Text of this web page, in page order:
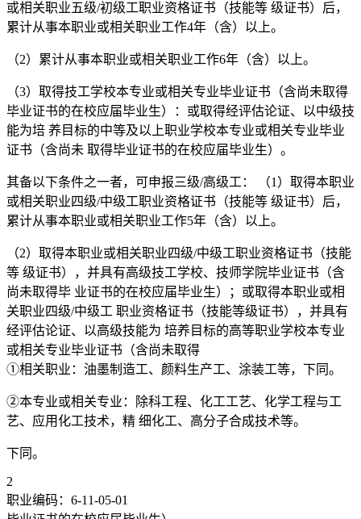
或相关职业五级/初级工职业资格证书（技能等 级证书）后，
累计从事本职业或相关职业工作4年（含）以上。
（2）累计从事本职业或相关职业工作6年（含）以上。
（3）取得技工学校本专业或相关专业毕业证书（含尚未取得
毕业证书的在校应届毕业生）：或取得经评估论证、以中级技
能为培 养目标的中等及以上职业学校本专业或相关专业毕业
证书（含尚未 取得毕业证书的在校应届毕业生）。
其备以下条件之一者，可申报三级/高级工： （1）取得本职业
或相关职业四级/中级工职业资格证书（技能等 级证书）后，
累计从事本职业或相关职业工作5年（含）以上。
（2）取得本职业或相关职业四级/中级工职业资格证书（技能
等 级证书），并具有高级技工学校、技师学院毕业证书（含
尚未取得毕 业证书的在校应届毕业生）；或取得本职业或相
关职业四级/中级工 职业资格证书（技能等级证书），并具有
经评估论证、以高级技能为 培养目标的高等职业学校本专业
或相关专业毕业证书（含尚未取得
①相关职业：油墨制造工、颜料生产工、涂装工等，下同。
②本专业或相关专业：除科工程、化工工艺、化学工程与工
艺、应用化工技术，精 细化工、高分子合成技术等。
下同。
2
职业编码：6-11-05-01